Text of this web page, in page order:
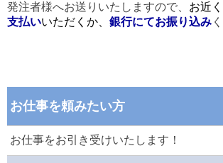
発注者様へお送りいたしますので、 お近
支払いいただくか 銀行にてお振り込み
お仕事を頼みたい方
お仕事をお引き受けいたします！